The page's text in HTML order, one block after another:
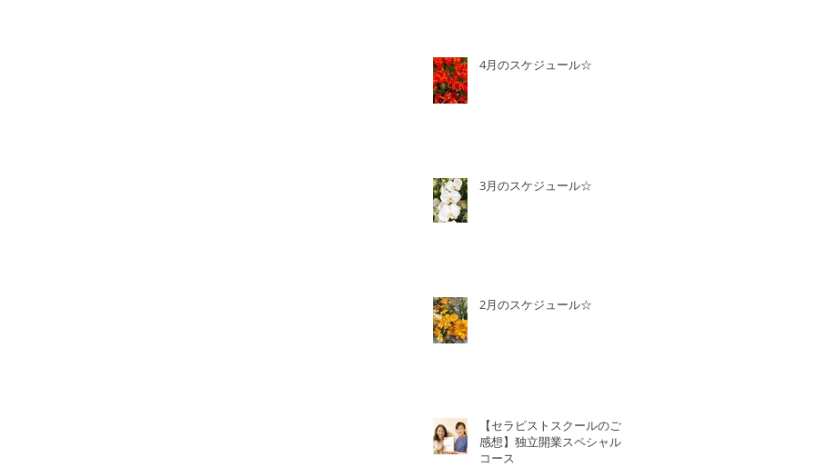
4月のスケジュール☆
3月のスケジュール☆
2月のスケジュール☆
【セラピストスクールのご
感想】独立開業スペシャル
コース